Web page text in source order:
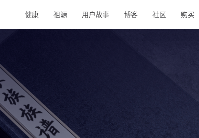
健康 祖源 用户故事 博客 社区 购买